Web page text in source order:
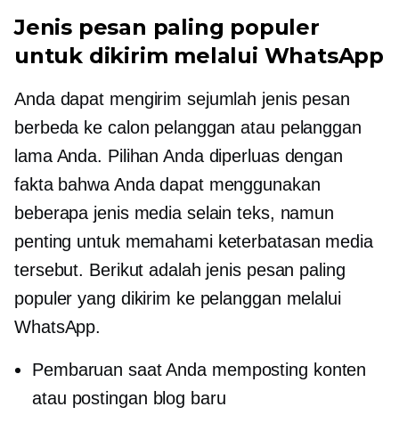
Jenis pesan paling populer
untuk dikirim melalui WhatsApp
Anda dapat mengirim sejumlah jenis pesan
berbeda ke calon pelanggan atau pelanggan
lama Anda. Pilihan Anda diperluas dengan
fakta bahwa Anda dapat menggunakan
beberapa jenis media selain teks, namun
penting untuk memahami keterbatasan media
tersebut. Berikut adalah jenis pesan paling
populer yang dikirim ke pelanggan melalui
WhatsApp.
Pembaruan saat Anda memposting konten
atau postingan blog baru